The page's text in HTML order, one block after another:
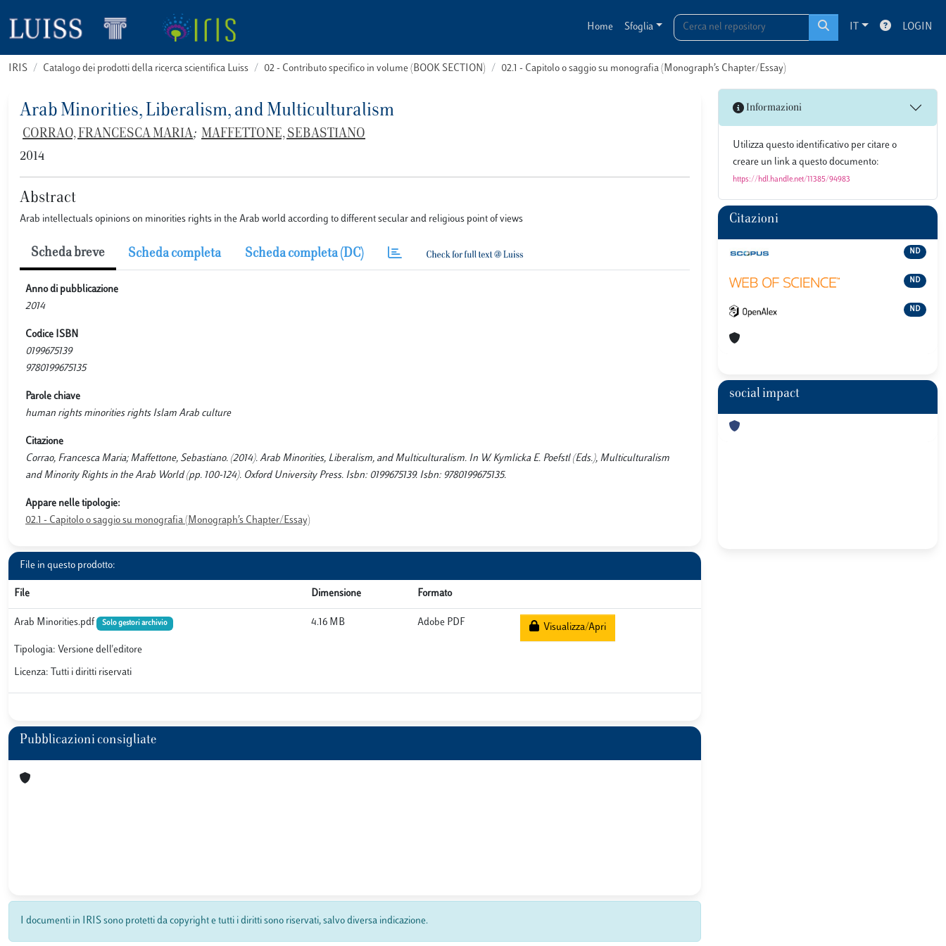
Home Sfoglia IT LOGIN
IRIS Catalogo dei prodotti della ricerca scientifica Luiss 02 - Contributo specifico in volume (BOOK SECTION) 02.1 - Capitolo o saggio su monografia (Monograph’s Chapter/Essay)
Arab Minorities, Liberalism, and Multiculturalism
CORRAO, FRANCESCA MARIA; MAFFETTONE, SEBASTIANO
2014
Abstract
Arab intellectuals opinions on minorities rights in the Arab world according to different secular and religious point of views
Scheda breve Scheda completa Scheda completa (DC)
Anno di pubblicazione
2014
Codice ISBN
0199675139
9780199675135
Parole chiave
human rights minorities rights Islam Arab culture
Citazione
Corrao, Francesca Maria; Maffettone, Sebastiano. (2014). Arab Minorities, Liberalism, and Multiculturalism. In W. Kymlicka E. Poefstl (Eds.), Multiculturalism
and Minority Rights in the Arab World (pp. 100-124). Oxford University Press. Isbn: 0199675139. Isbn: 9780199675135.
Appare nelle tipologie:
02.1 - Capitolo o saggio su monografia (Monograph’s Chapter/Essay)
File in questo prodotto:
File Dimensione Formato
Arab Minorities.pdf Solo gestori archivio
Tipologia: Versione dell'editore
Licenza: Tutti i diritti riservati
4.16 MB Adobe PDF Visualizza/Apri
Pubblicazioni consigliate
I documenti in IRIS sono protetti da copyright e tutti i diritti sono riservati, salvo diversa indicazione.
Informazioni
Utilizza questo identificativo per citare o
creare un link a questo documento:
https://hdl.handle.net/11385/94983
Citazioni
ND
ND
ND
social impact